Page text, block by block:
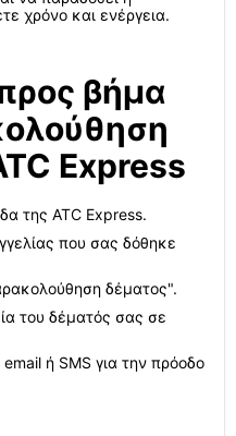
χρόνο και ενέργεια.
βήμα
Express
της ATC Express.
που σας δόθηκε
δέματος".
του δέματός σας σε
ή SMS για την πρόοδο